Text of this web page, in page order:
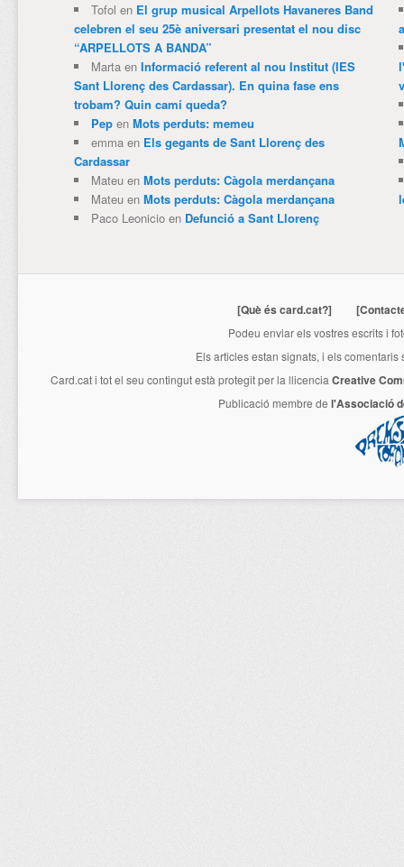
Tofol en El grup musical Arpellots Havaneres Band
celebren el seu 25è aniversari presentat el nou disc
“ARPELLOTS A BANDA”
Martaen Informació referent al nou Institut (IES
Sant Llorenç des Cardassar). En quina fase ens
trobam? Quin camí queda?
Pepen Mots perduts: memeu
emmaen Els gegants de Sant Llorenç des
Cardassar
Mateuen Mots perduts: Càgola merdançana
Mateuen Mots perduts: Càgola merdançana
Paco Leonicioen Defunció a Sant Llorenç
[Què és card.cat?]
Podeu enviar els vostres escrits i
Els articles estan signats, i els
Card.cati tot el seu contingut està protegit per la llicencia Creative
Publicació membre de l'Associació